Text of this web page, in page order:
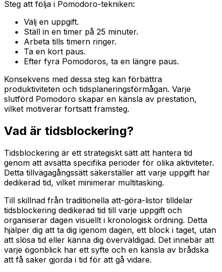
Steg att följa i Pomodoro-tekniken:
Välj en uppgift.
Ställ in en timer på 25 minuter.
Arbeta tills timern ringer.
Ta en kort paus.
Efter fyra Pomodoros, ta en längre paus.
Konsekvens med dessa steg kan förbättra
produktiviteten och tidsplaneringsförmågan. Varje
slutförd Pomodoro skapar en känsla av prestation,
vilket motiverar fortsatt framsteg.
Vad är tidsblockering?
Tidsblockering är ett strategiskt sätt att hantera tid
genom att avsätta specifika perioder för olika aktiviteter.
Detta tillvägagångssätt säkerställer att varje uppgift har
dedikerad tid, vilket minimerar multitasking.
Till skillnad från traditionella att-göra-listor tilldelar
tidsblockering dedikerad tid till varje uppgift och
organiserar dagen visuellt i kronologisk ordning. Detta
hjälper dig att ta dig igenom dagen, ett block i taget, utan
att slösa tid eller känna dig överväldigad. Det innebär att
varje ögonblick har ett syfte och en känsla av brådska
att få saker gjorda i tid för att gå vidare.